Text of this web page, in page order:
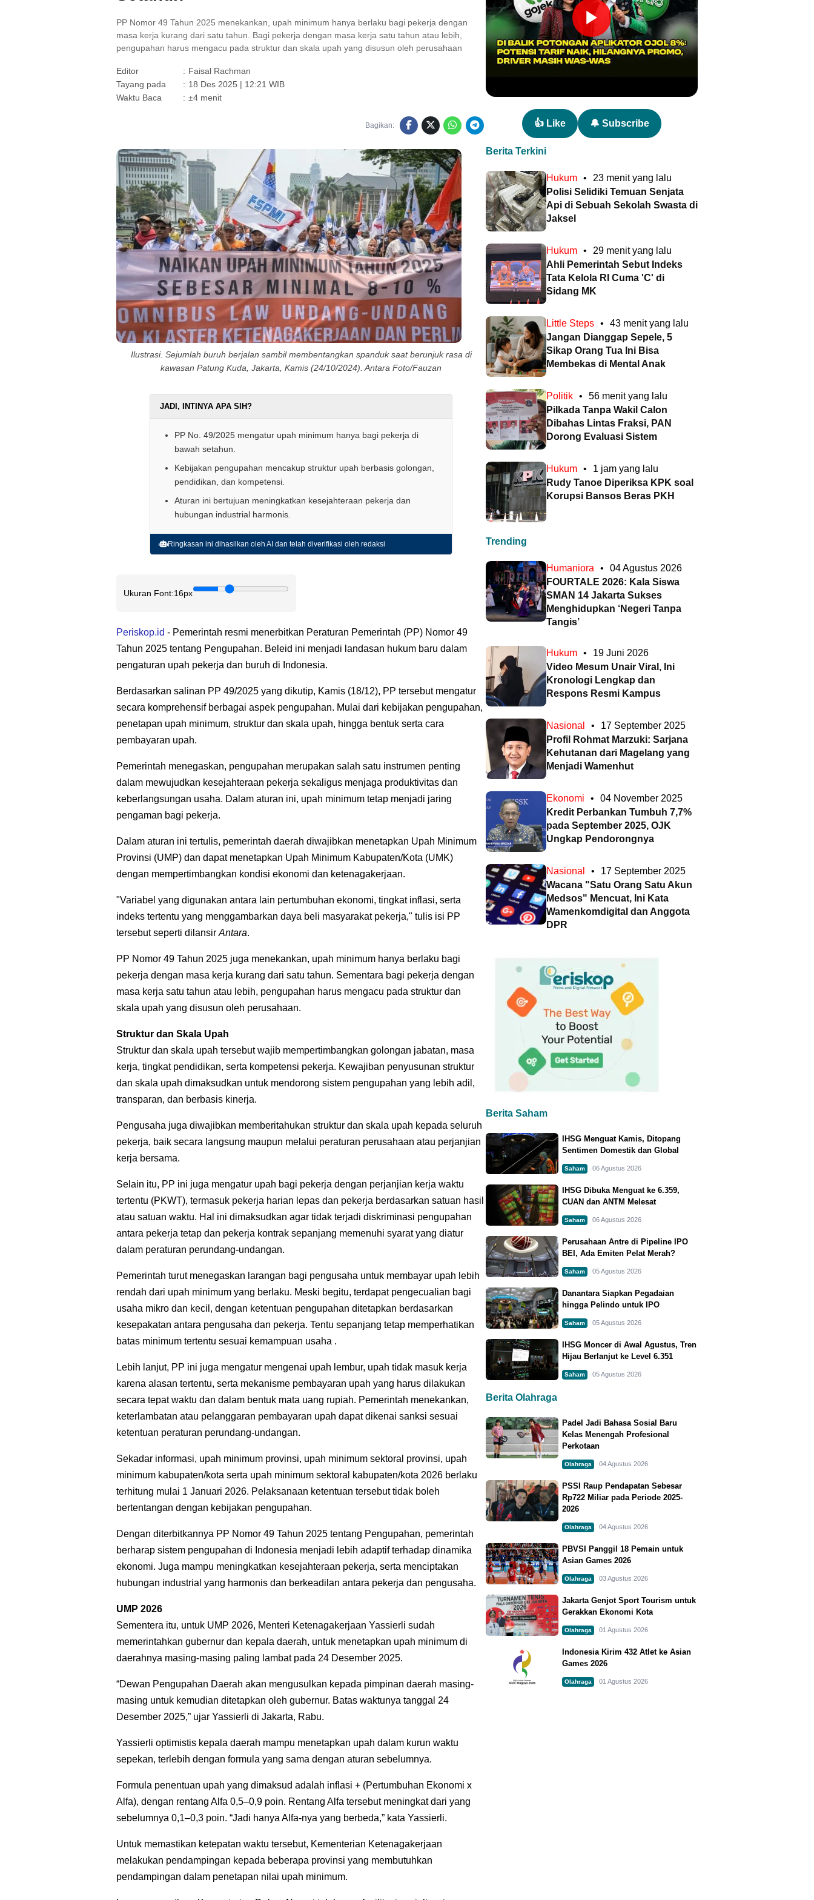
PP Nomor 49 Tahun 2025 menekankan, upah minimum hanya berlaku bagi pekerja dengan
masa kerja kurang dari satu tahun. Bagi pekerja dengan masa kerja satu tahun atau lebih,
pengupahan harus mengacu pada struktur dan skala upah yang disusun oleh perusahaan
Editor : Faisal Rachman
Tayang pada
: 18 Des 2025 | 12:21 WIB
Waktu Baca
: ±4 menit
Bagikan:
Ilustrasi. Sejumlah buruh berjalan sambil membentangkan spanduk saat berunjuk rasa di
kawasan Patung Kuda, Jakarta, Kamis (24/10/2024). Antara Foto/Fauzan
JADI, INTINYA APA SIH?
PP No. 49/2025 mengatur upah minimum hanya bagi pekerja di
bawah setahun.
Kebijakan pengupahan mencakup struktur upah berbasis golongan,
pendidikan, dan kompetensi.
Aturan ini bertujuan meningkatkan kesejahteraan pekerja dan
hubungan industrial harmonis.
Ringkasan ini dihasilkan oleh AI dan telah diverifikasi oleh redaksi
Ukuran Font:16px
Periskop.id - Pemerintah resmi menerbitkan Peraturan Pemerintah (PP) Nomor 49
Tahun 2025 tentang Pengupahan. Beleid ini menjadi landasan hukum baru dalam
pengaturan upah pekerja dan buruh di Indonesia.
Berdasarkan salinan PP 49/2025 yang dikutip, Kamis (18/12), PP tersebut mengatur
secara komprehensif berbagai aspek pengupahan. Mulai dari kebijakan pengupahan,
penetapan upah minimum, struktur dan skala upah, hingga bentuk serta cara
pembayaran upah.
Pemerintah menegaskan, pengupahan merupakan salah satu instrumen penting
dalam mewujudkan kesejahteraan pekerja sekaligus menjaga produktivitas dan
keberlangsungan usaha. Dalam aturan ini, upah minimum tetap menjadi jaring
pengaman bagi pekerja.
Dalam aturan ini tertulis, pemerintah daerah diwajibkan menetapkan Upah Minimum
Provinsi (UMP) dan dapat menetapkan Upah Minimum Kabupaten/Kota (UMK)
dengan mempertimbangkan kondisi ekonomi dan ketenagakerjaan.
"Variabel yang digunakan antara lain pertumbuhan ekonomi, tingkat inflasi, serta
indeks tertentu yang menggambarkan daya beli masyarakat pekerja," tulis isi PP
tersebut seperti dilansir Antara.
PP Nomor 49 Tahun 2025 juga menekankan, upah minimum hanya berlaku bagi
pekerja dengan masa kerja kurang dari satu tahun. Sementara bagi pekerja dengan
masa kerja satu tahun atau lebih, pengupahan harus mengacu pada struktur dan
skala upah yang disusun oleh perusahaan.
Struktur dan Skala Upah
Struktur dan skala upah tersebut wajib mempertimbangkan golongan jabatan, masa
kerja, tingkat pendidikan, serta kompetensi pekerja. Kewajiban penyusunan struktur
dan skala upah dimaksudkan untuk mendorong sistem pengupahan yang lebih adil,
transparan, dan berbasis kinerja.
Pengusaha juga diwajibkan memberitahukan struktur dan skala upah kepada seluruh
pekerja, baik secara langsung maupun melalui peraturan perusahaan atau perjanjian
kerja bersama.
Selain itu, PP ini juga mengatur upah bagi pekerja dengan perjanjian kerja waktu
tertentu (PKWT), termasuk pekerja harian lepas dan pekerja berdasarkan satuan hasil
atau satuan waktu. Hal ini dimaksudkan agar tidak terjadi diskriminasi pengupahan
antara pekerja tetap dan pekerja kontrak sepanjang memenuhi syarat yang diatur
dalam peraturan perundang-undangan.
Pemerintah turut menegaskan larangan bagi pengusaha untuk membayar upah lebih
rendah dari upah minimum yang berlaku. Meski begitu, terdapat pengecualian bagi
usaha mikro dan kecil, dengan ketentuan pengupahan ditetapkan berdasarkan
kesepakatan antara pengusaha dan pekerja. Tentu sepanjang tetap memperhatikan
batas minimum tertentu sesuai kemampuan usaha .
Lebih lanjut, PP ini juga mengatur mengenai upah lembur, upah tidak masuk kerja
karena alasan tertentu, serta mekanisme pembayaran upah yang harus dilakukan
secara tepat waktu dan dalam bentuk mata uang rupiah. Pemerintah menekankan,
keterlambatan atau pelanggaran pembayaran upah dapat dikenai sanksi sesuai
ketentuan peraturan perundang-undangan.
Sekadar informasi, upah minimum provinsi, upah minimum sektoral provinsi, upah
minimum kabupaten/kota serta upah minimum sektoral kabupaten/kota 2026 berlaku
terhitung mulai 1 Januari 2026. Pelaksanaan ketentuan tersebut tidak boleh
bertentangan dengan kebijakan pengupahan.
Dengan diterbitkannya PP Nomor 49 Tahun 2025 tentang Pengupahan, pemerintah
berharap sistem pengupahan di Indonesia menjadi lebih adaptif terhadap dinamika
ekonomi. Juga mampu meningkatkan kesejahteraan pekerja, serta menciptakan
hubungan industrial yang harmonis dan berkeadilan antara pekerja dan pengusaha.
UMP 2026
Sementera itu, untuk UMP 2026, Menteri Ketenagakerjaan Yassierli sudah
memerintahkan gubernur dan kepala daerah, untuk menetapkan upah minimum di
daerahnya masing-masing paling lambat pada 24 Desember 2025.
“Dewan Pengupahan Daerah akan mengusulkan kepada pimpinan daerah masing-
masing untuk kemudian ditetapkan oleh gubernur. Batas waktunya tanggal 24
Desember 2025,” ujar Yassierli di Jakarta, Rabu.
Yassierli optimistis kepala daerah mampu menetapkan upah dalam kurun waktu
sepekan, terlebih dengan formula yang sama dengan aturan sebelumnya.
Formula penentuan upah yang dimaksud adalah inflasi + (Pertumbuhan Ekonomi x
Alfa), dengan rentang Alfa 0,5–0,9 poin. Rentang Alfa tersebut meningkat dari yang
sebelumnya 0,1–0,3 poin. “Jadi hanya Alfa-nya yang berbeda,” kata Yassierli.
Untuk memastikan ketepatan waktu tersebut, Kementerian Ketenagakerjaan
melakukan pendampingan kepada beberapa provinsi yang membutuhkan
pendampingan dalam penetapan nilai upah minimum.
👍 Like 🔔 Subscribe
Berita Terkini
Hukum •
23 menit yang lalu
Polisi Selidiki Temuan Senjata
Api di Sebuah Sekolah Swasta di
Jaksel
Hukum •
29 menit yang lalu
Ahli Pemerintah Sebut Indeks
Tata Kelola RI Cuma 'C' di
Sidang MK
Little Steps •
43 menit yang lalu
Jangan Dianggap Sepele, 5
Sikap Orang Tua Ini Bisa
Membekas di Mental Anak
Politik •
56 menit yang lalu
Pilkada Tanpa Wakil Calon
Dibahas Lintas Fraksi, PAN
Dorong Evaluasi Sistem
Hukum •
1 jam yang lalu
Rudy Tanoe Diperiksa KPK soal
Korupsi Bansos Beras PKH
Trending
Humaniora •
04 Agustus 2026
FOURTALE 2026: Kala Siswa
SMAN 14 Jakarta Sukses
Menghidupkan ‘Negeri Tanpa
Tangis’
Hukum •
19 Juni 2026
Video Mesum Unair Viral, Ini
Kronologi Lengkap dan
Respons Resmi Kampus
Nasional •
17 September 2025
Profil Rohmat Marzuki: Sarjana
Kehutanan dari Magelang yang
Menjadi Wamenhut
Ekonomi •
04 November 2025
Kredit Perbankan Tumbuh 7,7%
pada September 2025, OJK
Ungkap Pendorongnya
Nasional •
17 September 2025
Wacana "Satu Orang Satu Akun
Medsos" Mencuat, Ini Kata
Wamenkomdigital dan Anggota
DPR
Berita Saham
IHSG Menguat Kamis, Ditopang
Sentimen Domestik dan Global
Saham 06 Agustus 2026
IHSG Dibuka Menguat ke 6.359,
CUAN dan ANTM Melesat
Saham 06 Agustus 2026
Perusahaan Antre di Pipeline IPO
BEI, Ada Emiten Pelat Merah?
Saham 05 Agustus 2026
Danantara Siapkan Pegadaian
hingga Pelindo untuk IPO
Saham 05 Agustus 2026
IHSG Moncer di Awal Agustus, Tren
Hijau Berlanjut ke Level 6.351
Saham 05 Agustus 2026
Berita Olahraga
Padel Jadi Bahasa Sosial Baru
Kelas Menengah Profesional
Perkotaan
Olahraga 04 Agustus 2026
PSSI Raup Pendapatan Sebesar
Rp722 Miliar pada Periode 2025-
2026
Olahraga 04 Agustus 2026
PBVSI Panggil 18 Pemain untuk
Asian Games 2026
Olahraga 03 Agustus 2026
Jakarta Genjot Sport Tourism untuk
Gerakkan Ekonomi Kota
Olahraga 01 Agustus 2026
Indonesia Kirim 432 Atlet ke Asian
Games 2026
Olahraga 01 Agustus 2026